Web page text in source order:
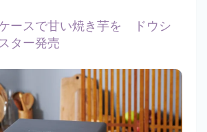
ースで甘い焼き芋を ドウシ
ター発売